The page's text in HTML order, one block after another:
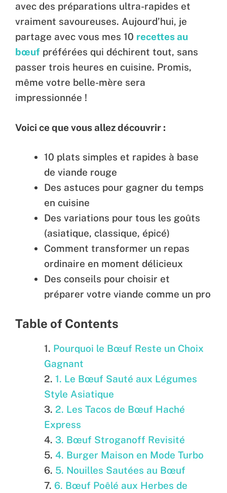
avec des préparations ultra-rapides et
vraiment savoureuses. Aujourd’hui, je
partage avec vous mes 10 recettes au
bœuf préférées qui déchirent tout, sans
passer trois heures en cuisine. Promis,
même votre belle-mère sera
impressionnée !
Voici ce que vous allez découvrir :
10 plats simples et rapides à base
de viande rouge
Des astuces pour gagner du temps
en cuisine
Des variations pour tous les goûts
(asiatique, classique, épicé)
Comment transformer un repas
ordinaire en moment délicieux
Des conseils pour choisir et
préparer votre viande comme un pro
Table of Contents
Pourquoi le Bœuf Reste un Choix
Gagnant
1. Le Bœuf Sauté aux Légumes
Style Asiatique
2. Les Tacos de Bœuf Haché
Express
3. Bœuf Stroganoff Revisité
4. Burger Maison en Mode Turbo
5. Nouilles Sautées au Bœuf
6. Bœuf Poêlé aux Herbes de